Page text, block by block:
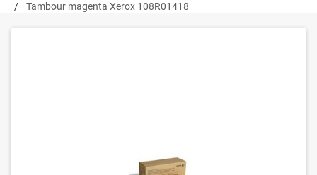
Tambour magenta Xerox 108R01418